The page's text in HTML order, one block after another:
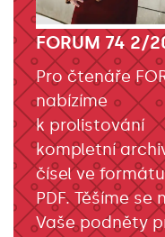
FORUM 74 2/
Pro čtenáře
nabízíme
k prolistování
kompletní
čísel ve formátu
PDF. Těšíme se
Vaše podněty